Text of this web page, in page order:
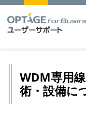
WDM専用
術・設備に